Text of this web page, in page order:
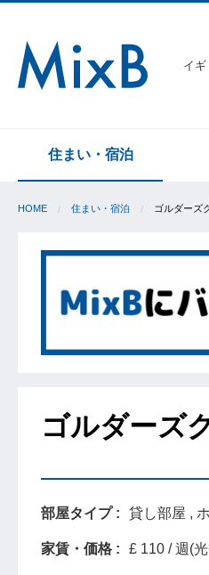
イ
住まい・宿泊
HOME 住まい・宿泊 ゴルダーズ
ゴルダーズ
部屋タイプ 貸し部屋 ,
家賃・価格 £ 110 / 週(